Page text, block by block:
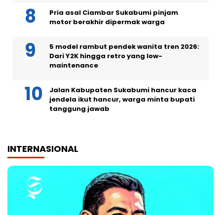
Pria asal Ciambar Sukabumi pinjam
motor berakhir dipermak warga
5 model rambut pendek wanita tren 2026:
Dari Y2K hingga retro yang low-
maintenance
Jalan Kabupaten Sukabumi hancur kaca
jendela ikut hancur, warga minta bupati
tanggung jawab
INTERNASIONAL